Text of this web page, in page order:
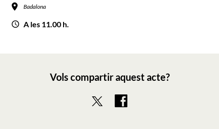
Badalona
A les 11.00 h.
Vols compartir aquest acte?